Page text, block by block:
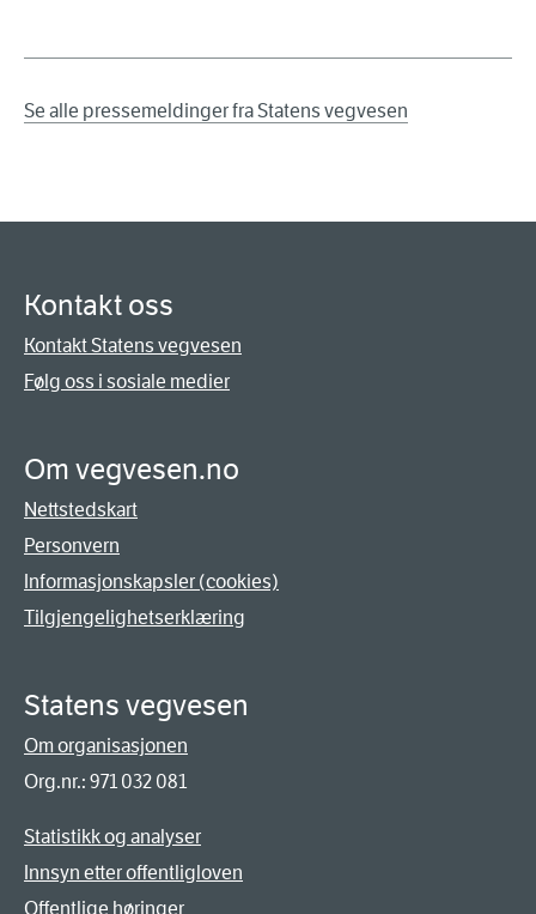
Se alle pressemeldinger fra Statens vegvesen
Kontakt oss
Kontakt Statens vegvesen
Følg oss i sosiale medier
Om vegvesen.no
Nettstedskart
Personvern
Informasjonskapsler (cookies)
Tilgjengelighetserklæring
Statens vegvesen
Om organisasjonen
Org.nr.: 971 032 081
Statistikk og analyser
Innsyn etter offentligloven
Offentlige høringer